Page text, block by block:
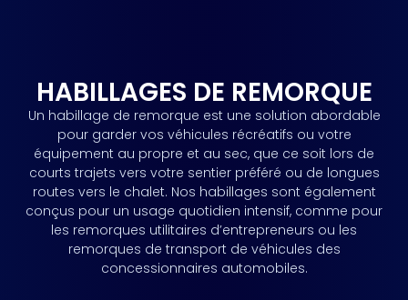
HABILLAGES DE REMORQUE
Un habillage de remorque est une solution abordable
pour garder vos véhicules récréatifs ou votre
équipement au propre et au sec, que ce soit lors de
courts trajets vers votre sentier préféré ou de longues
routes vers le chalet. Nos habillages sont également
conçus pour un usage quotidien intensif, comme pour
les remorques utilitaires d’entrepreneurs ou les
remorques de transport de véhicules des
concessionnaires automobiles.